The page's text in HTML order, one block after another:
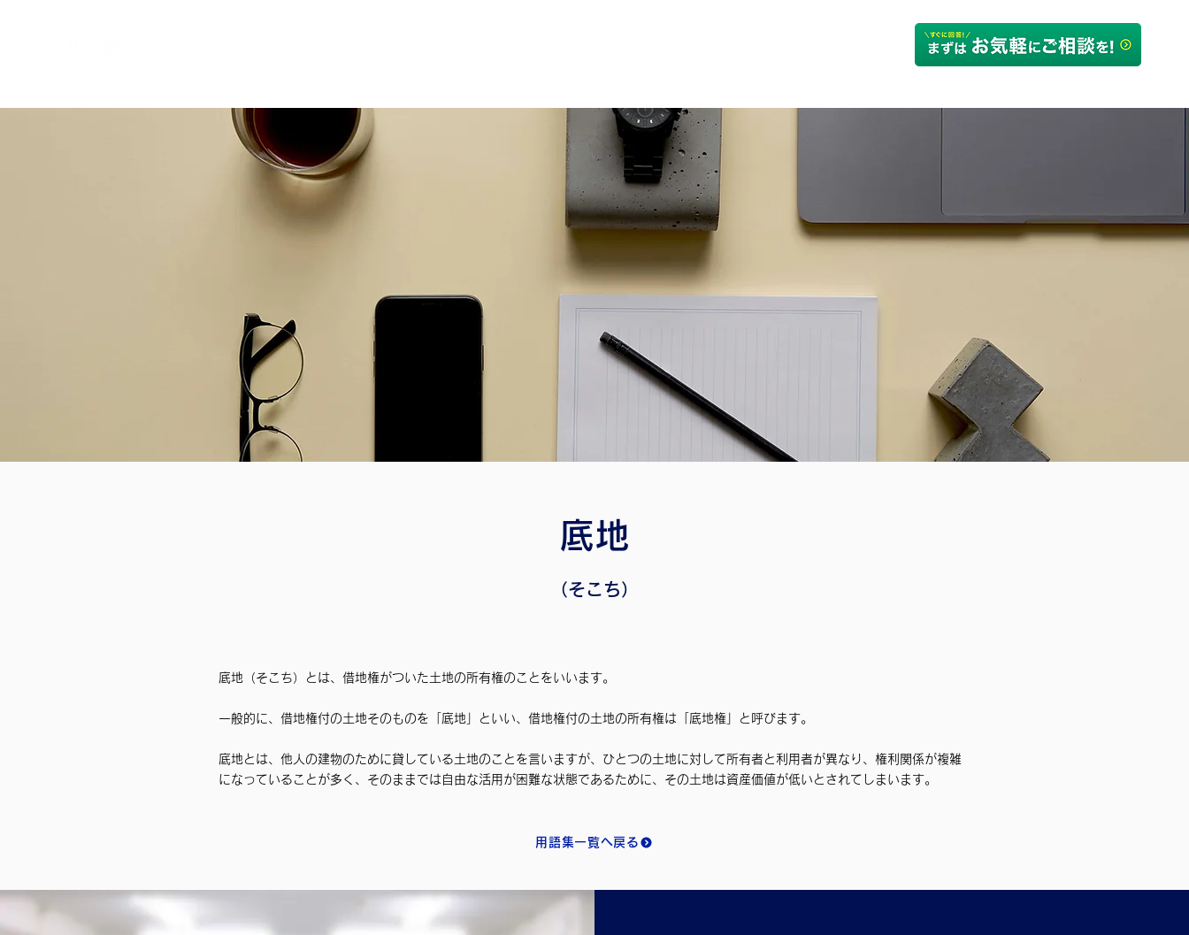
底地
（そこち）
底地（そこち）とは、借地権がついた土地の所有権のことをいいます。
一般的に、借地権付の土地そのものを「底地」といい、借地権付の土地の所有権は「底地権」と呼びます。
底地とは、他人の建物のために貸している土地のことを言いますが、ひとつの土地に対して所有者と利用者が異なり、権利関係が複雑
になっていることが多く、そのままでは自由な活用が困難な状態であるために、その土地は資産価値が低いとされてしまいます。
用語集一覧へ戻る